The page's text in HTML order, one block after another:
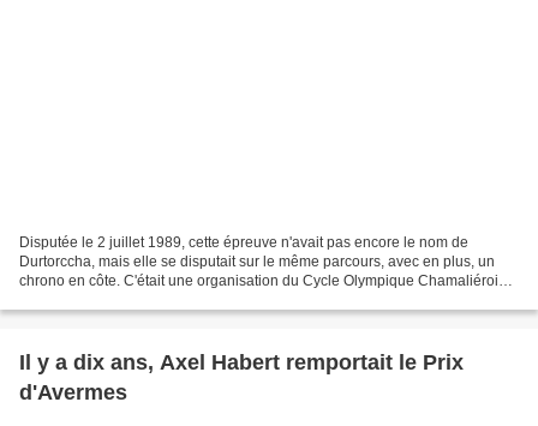
Disputée le 2 juillet 1989, cette épreuve n'avait pas encore le nom de
Durtorccha, mais elle se disputait sur le même parcours, avec en plus, un
chrono en côte. C'était une organisation du Cycle Olympique Chamaliérois.
Il y a dix ans, Axel Habert remportait le Prix
d'Avermes